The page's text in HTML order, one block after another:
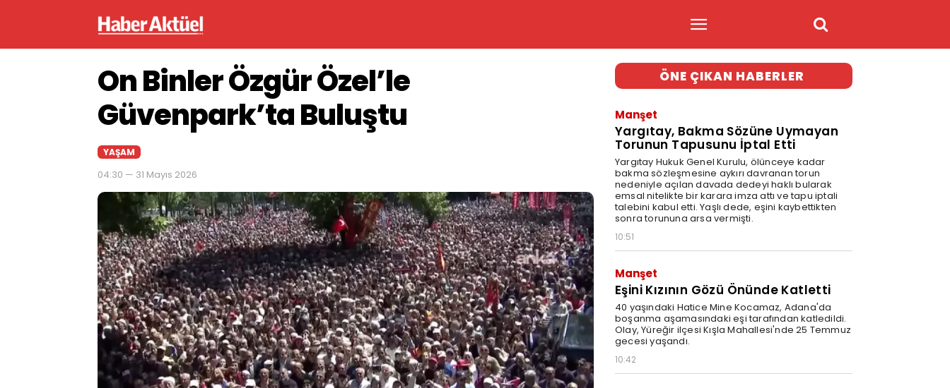
On Binler Özgür Özel’le
Güvenpark’ta Buluştu
YAŞAM
04:30 — 31 Mayıs 2026
ÖNE ÇIKAN HABERLER
Manşet
Yargıtay, Bakma Sözüne Uymayan
Torunun Tapusunu İptal Etti
Yargıtay Hukuk Genel Kurulu, ölünceye kadar
bakma sözleşmesine aykırı davranan torun
nedeniyle açılan davada dedeyi haklı bularak
emsal nitelikte bir karara imza attı ve tapu iptali
talebini kabul etti. Yaşlı dede, eşini kaybettikten
sonra torununa arsa vermişti.
10:51
Manşet
Eşini Kızının Gözü Önünde Katletti
40 yaşındaki Hatice Mine Kocamaz, Adana'da
boşanma aşamasındaki eşi tarafından katledildi.
Olay, Yüreğir ilçesi Kışla Mahallesi'nde 25 Temmuz
gecesi yaşandı.
10:42